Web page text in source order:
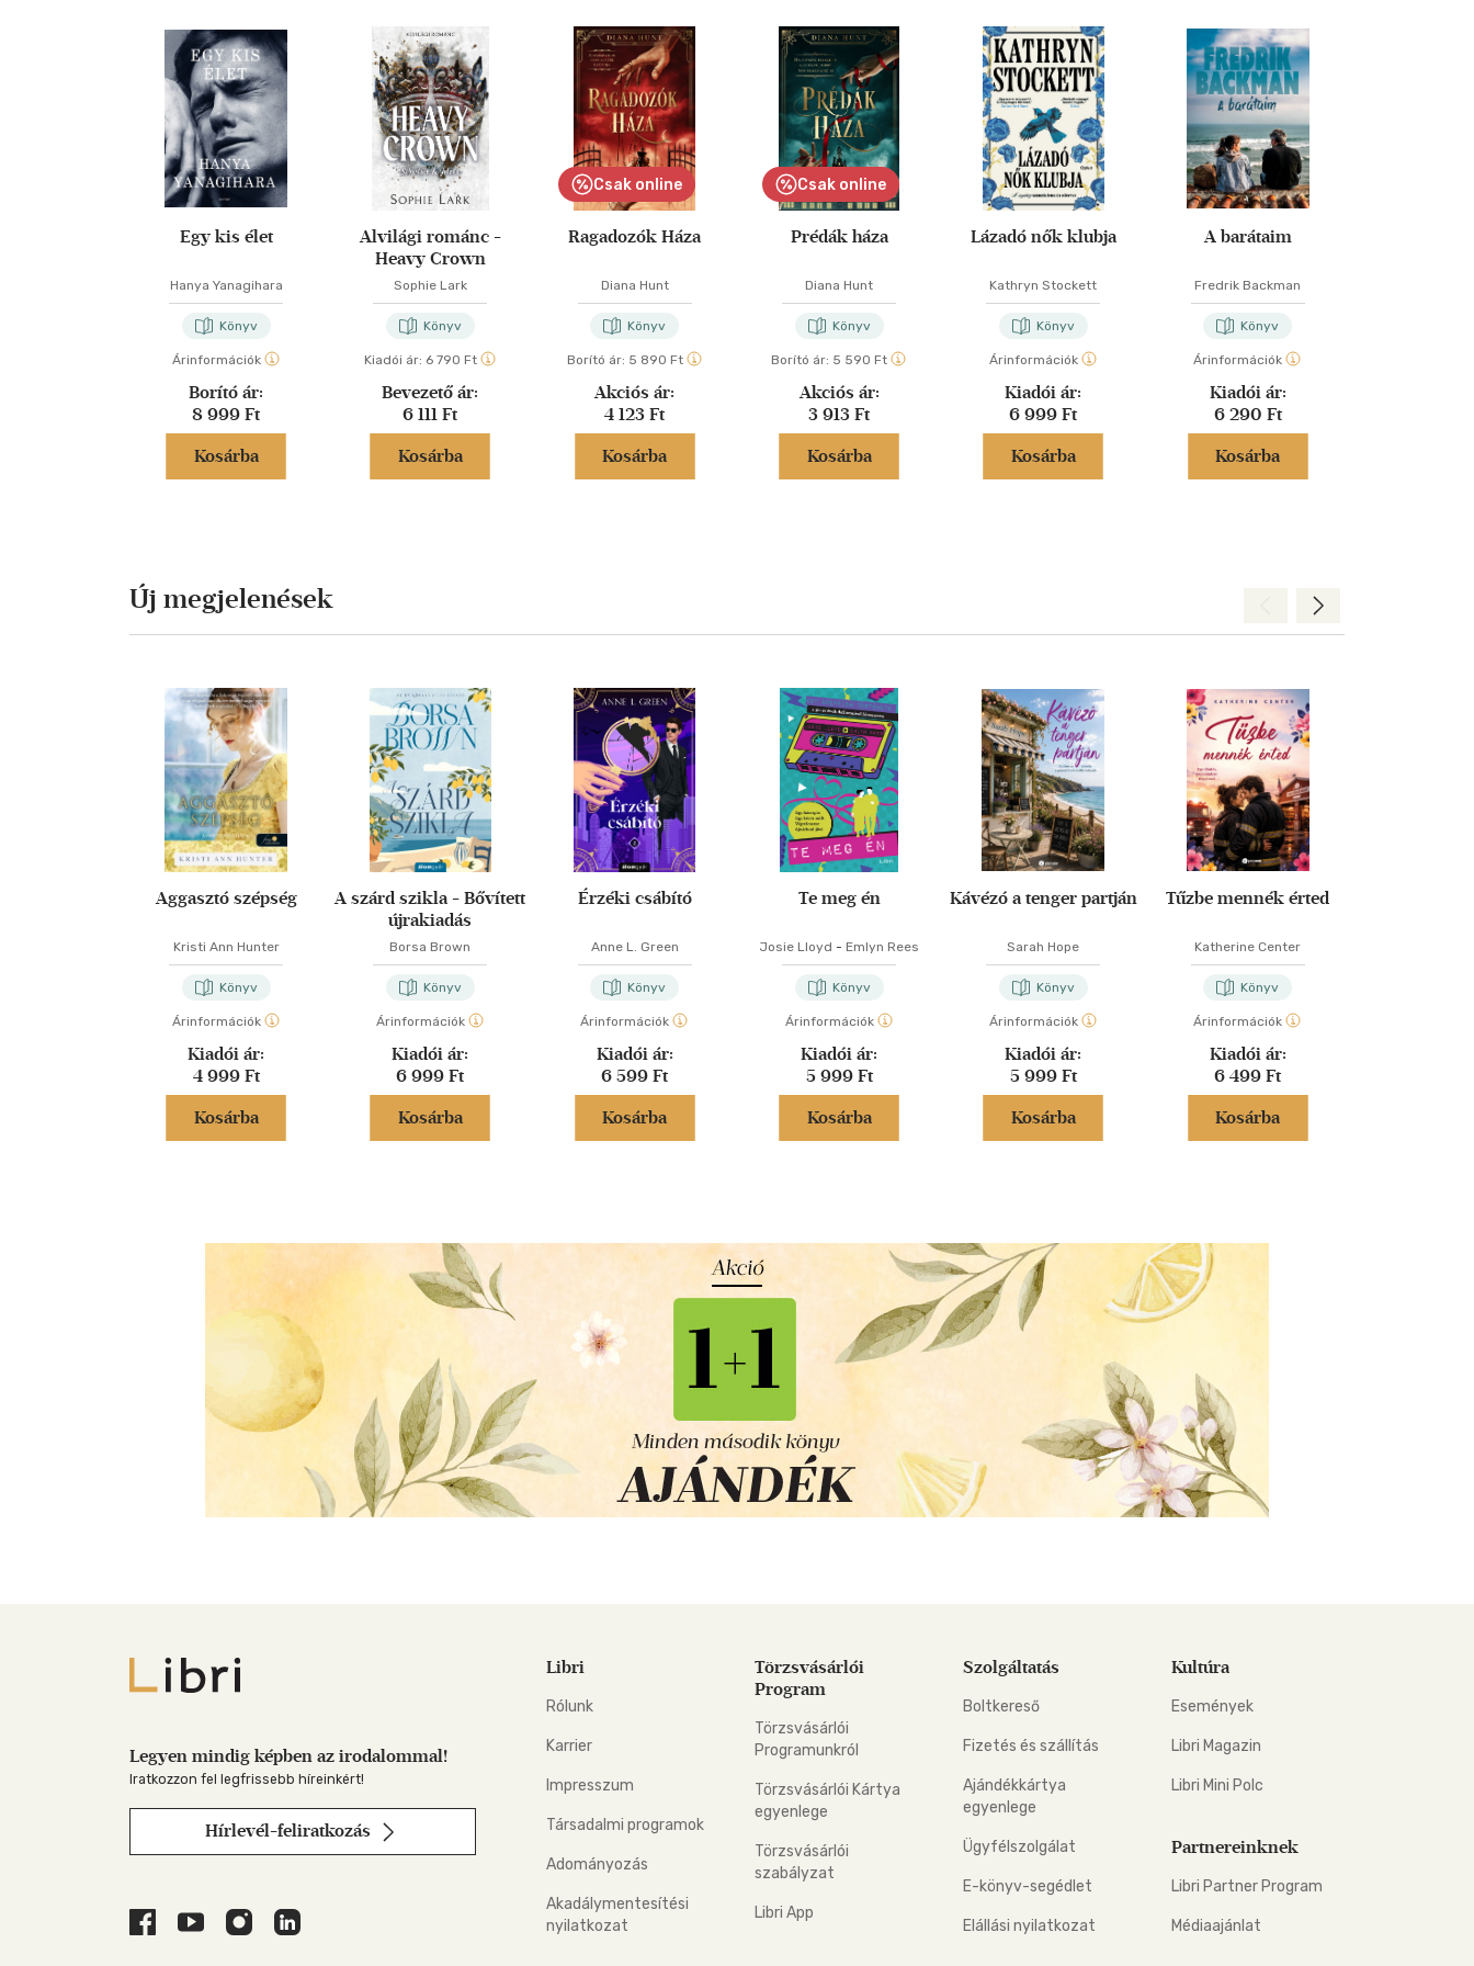
Egy kis élet
Hanya Yanagihara
Könyv
Árinformációk
Borító ár:
8 999 Ft
Kosárba
Alvilági románc -
Heavy Crown
Sophie Lark
Könyv
Kiadói ár: 6 790 Ft
Bevezető ár:
6 111 Ft
Kosárba
Csak online
Ragadozók Háza
Diana Hunt
Könyv
Borító ár: 5 890 Ft
Akciós ár:
4 123 Ft
Kosárba
Csak online
Prédák háza
Diana Hunt
Könyv
Borító ár: 5 590 Ft
Akciós ár:
3 913 Ft
Kosárba
Lázadó nők klubja
Kathryn Stockett
Könyv
Árinformációk
Kiadói ár:
6 999 Ft
Kosárba
A barátaim
Fredrik Backman
Könyv
Árinformációk
Kiadói ár:
6 290 Ft
Kosárba
Új megjelenések
Aggasztó szépség
Kristi Ann Hunter
Könyv
Árinformációk
Kiadói ár:
4 999 Ft
Kosárba
A szárd szikla - Bővített
újrakiadás
Borsa Brown
Könyv
Árinformációk
Kiadói ár:
6 999 Ft
Kosárba
Érzéki csábító
Anne L. Green
Könyv
Árinformációk
Kiadói ár:
6 599 Ft
Kosárba
Te meg én
Josie Lloyd - Emlyn Rees
Könyv
Árinformációk
Kiadói ár:
5 999 Ft
Kosárba
Kávézó a tenger partján
Sarah Hope
Könyv
Árinformációk
Kiadói ár:
5 999 Ft
Kosárba
Tűzbe mennék érted
Katherine Center
Könyv
Árinformációk
Kiadói ár:
6 499 Ft
Kosárba
Előre
Libri
Legyen mindig képben az irodalommal!
Iratkozzon fel legfrissebb híreinkért!
Hírlevél-feliratkozás
Libri a Facebookon
Libri a Youtube-on
Libri az Instagramon
Libri a LinkedInen
Libri
Rólunk
Karrier
Impresszum
Társadalmi programok
Adományozás
Akadálymentesítési
nyilatkozat
Törzsvásárlói
Program
Törzsvásárlói
Programunkról
Törzsvásárlói Kártya
egyenlege
Törzsvásárlói
szabályzat
Libri App
Szolgáltatás
Boltkereső
Fizetés és szállítás
Ajándékkártya
egyenlege
Ügyfélszolgálat
E-könyv-segédlet
Elállási nyilatkozat
Kultúra
Események
Libri Magazin
Libri Mini Polc
Partnereinknek
Libri Partner Program
Médiaajánlat